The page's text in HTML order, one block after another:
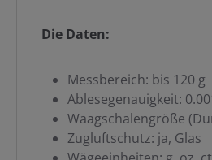
Die Daten:
Messbereich: bis 120 g
Ablesegenauigkeit:
Waagschalengröße
Zugluftschutz: ja, Glas